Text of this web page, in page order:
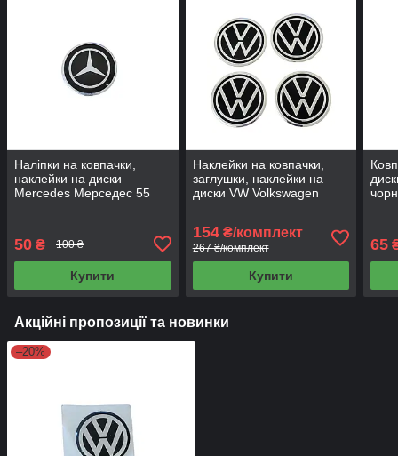
Наліпки на ковпачки,
наклейки на диски
Mercedes Мерседес 55
50 ₴ 100 ₴
Купити
Наклейки на ковпачки,
заглушки, наклейки на
диски VW Volkswagen
154₴/комплект
267 ₴/комплект
Купити
65
Акційні пропозиції та новинки
–20%